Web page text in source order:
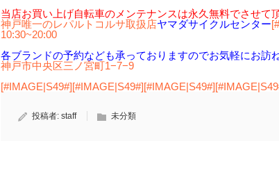
当店お買い上げ自転車のメンテナンスは永久無料でさせて
神戸唯一のレパルトコルサ取扱店ヤマダサイクルセンター
10:30~20:00
各ブランドの予約なども承っておりますのでお気軽にお訪
神戸市中央区三ノ宮町1−7−9
投稿者: staff 未分類